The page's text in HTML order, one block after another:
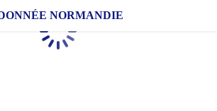
NORMANDIE
Chargement